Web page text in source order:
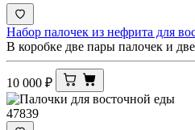
Набор палочек из нефрита для
В коробке две пары палочек и
10 000 ₽
47839